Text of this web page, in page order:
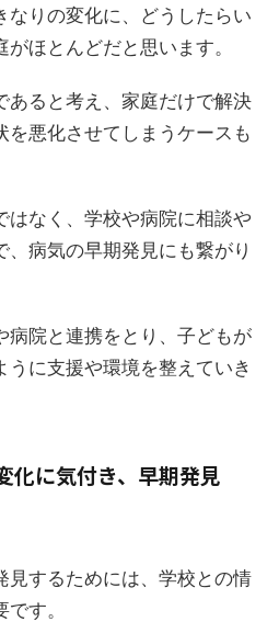
なりの変化に、どうしたらい
ほとんどだと思います。
あると考え、家庭だけで解決
を悪化させてしまうケースも
はなく、学校や病院に相談や
病気の早期発見にも繋がり
病院と連携をとり、子どもが
に支援や環境を整えていき
化に気付き、早期発見
見するためには、学校との情
す。